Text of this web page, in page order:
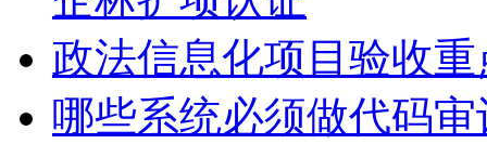
政法信息化项目验收
哪些系统必须做代码